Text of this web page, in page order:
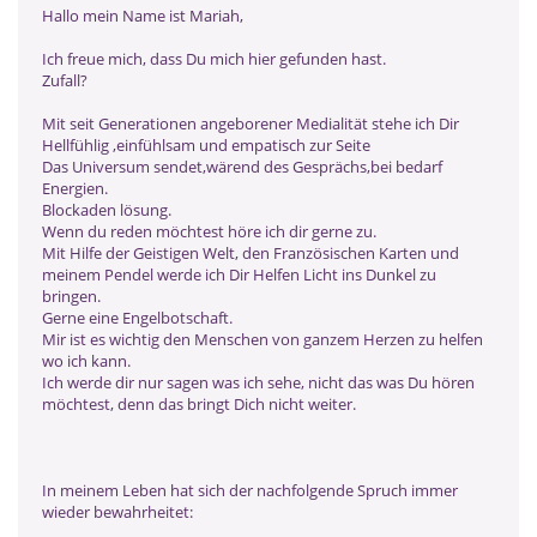
Hallo mein Name ist Mariah,
Ich freue mich, dass Du mich hier gefunden hast.
Zufall?
Mit seit Generationen angeborener Medialität stehe ich Dir
Hellfühlig ,einfühlsam und empatisch zur Seite
Das Universum sendet,wärend des Gesprächs,bei bedarf
Energien.
Blockaden lösung.
Wenn du reden möchtest höre ich dir gerne zu.
Mit Hilfe der Geistigen Welt, den Französischen Karten und
meinem Pendel werde ich Dir Helfen Licht ins Dunkel zu
bringen.
Gerne eine Engelbotschaft.
Mir ist es wichtig den Menschen von ganzem Herzen zu helfen
wo ich kann.
Ich werde dir nur sagen was ich sehe, nicht das was Du hören
möchtest, denn das bringt Dich nicht weiter.
In meinem Leben hat sich der nachfolgende Spruch immer
wieder bewahrheitet: